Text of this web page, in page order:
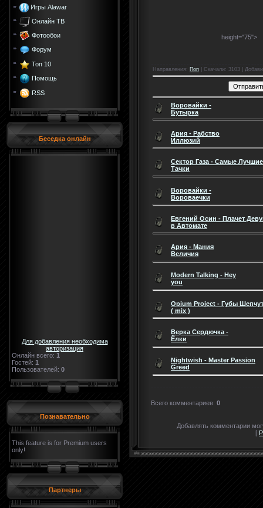
Игры Alawar
Онлайн ТВ
Фотообои
Форум
Топ 10
Помощь
RSS
Беседка онлайн
Для добавления необходима
авторизация
Онлайн всего: 1
Гостей: 1
Пользователей: 0
Познавательно
This feature is for Premium users
only!
Партнеры
height="75">
Направления : Поп Скачали: 3103 |
Воровайки -
Бутырка
Ария - Рабство
Иллюзий
Сектор Газа - Самые Лучшие
Тачки
Воровайки -
Вороваечки
Евгений Осин - Плачет
в Автомате
Ария - Мания
Величия
Modern Talking - Hey
you
Opium Project - Губы Шепчут
( mix )
Верка Сердючка -
Ёлки
Nightwish - Master Passion
Greed
Всего комментариев: 0
Добавлять комментарии
[